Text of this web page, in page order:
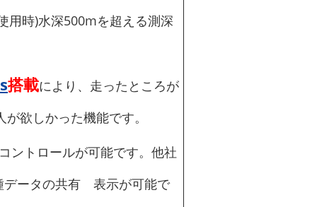
時)水深500mを超える測深
搭載により、走ったところが
欲しかった機能です。
ントロールが可能です。他社
データの共有 表示が可能で